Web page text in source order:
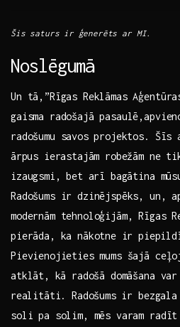
Šis saturs ⁤ir ģenerēts ar MI.
Noslēgumā
Un tā,”Rīgas ‍Reklāmas
gaisma radošajā​
radošumu savos ⁤projektos. Šīs
⁢ārpus ierastajām robežām ‌ne
izaugsmi,⁣ bet ‍arī bagātina
Radošums ir dzinējspēks, un,
‌modernām tehnoloģijām, Rīgas
pierāda, ka nākotne⁤ ir
Pievienojieties mums šajā
atklāt,⁤ kā radošā ‍domāšana
⁤realitāti. Radošums⁤ ir
soli pa solim, mēs varam radīt